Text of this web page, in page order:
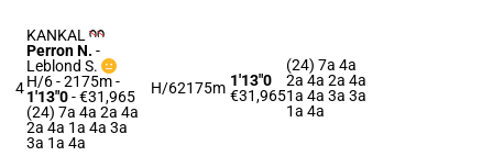
4
KANKAL
Perron N. -
Leblond S.
H/6 - 2175m-
1'13"0- €31,965
(24) 7a 4a 2a 4a
2a 4a 1a 4a 3a
3a 1a 4a
H/62175m 1'13"0
€31,965
(24) 7a 4a
2a 4a 2a 4a
1a 4a 3a 3a
1a 4a